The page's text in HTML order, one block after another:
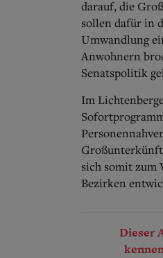
darauf, die
sollen dafür in
Umwandlung
Anwohnern
Senatspolitik
Im
sich somit zum
Bezirken
Dieser